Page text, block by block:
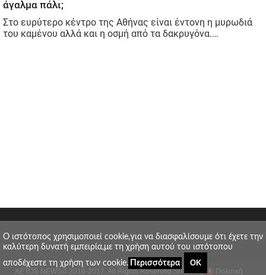
AETOS NEWS © 2016-2017. All Rights Reserved.SITE MAP Πολιτική
O ιστότοπος χρησιμοποιεί cookie,για να διασφαλίσουμε ότι έχετε την
καλύτερη δυνατή εμπειρία,με τη χρήση αυτού του ιστότοπου
αποδέχεστε τη χρήση των cookie.
Περισσότερα ΟΚ